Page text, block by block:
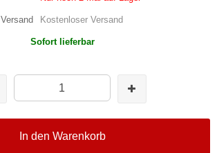
Versand Kostenloser Versand
Sofort lieferbar
In den Warenkorb